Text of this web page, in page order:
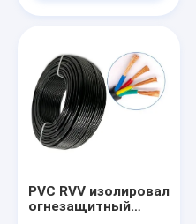
PVC RVV изолировал
огнезащитный